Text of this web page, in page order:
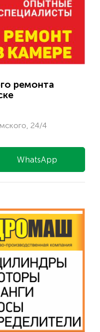
ремонта
24/4
WhatsApp